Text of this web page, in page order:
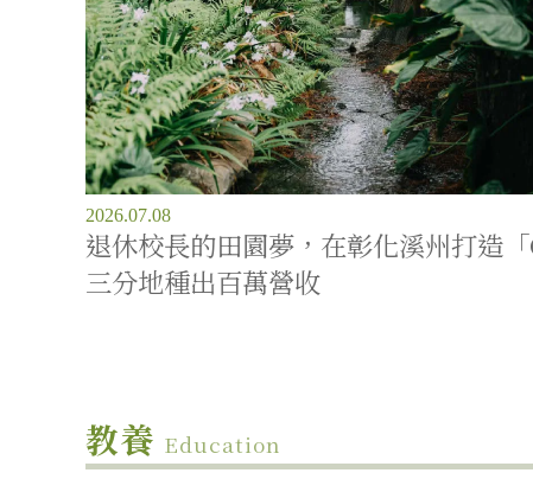
2026.07.08
退休校長的田園夢，在彰化溪州打造
三分地種出百萬營收
教養 Education